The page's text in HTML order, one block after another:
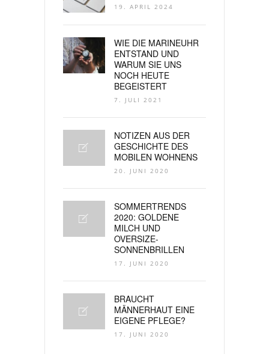
19. APRIL 2024
WIE DIE MARINEUHR
ENTSTAND UND
WARUM SIE UNS
NOCH HEUTE
BEGEISTERT
7. JULI 2021
NOTIZEN AUS DER
GESCHICHTE DES
MOBILEN WOHNENS
20. JUNI 2020
SOMMERTRENDS
2020: GOLDENE
MILCH UND
OVERSIZE-
SONNENBRILLEN
17. JUNI 2020
BRAUCHT
MÄNNERHAUT EINE
EIGENE PFLEGE?
17. JUNI 2020